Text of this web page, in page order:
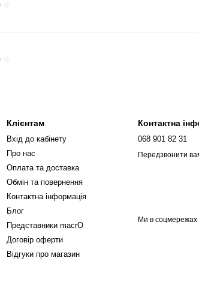
Клієнтам
Вхід до кабінету
Про нас
Оплата та доставка
Обмін та повернення
Контактна інформація
Блог
Представники macrO
Договір оферти
Відгуки про магазин
Контактна
068 901 82 31
Передзвонити
Ми в соцмережах